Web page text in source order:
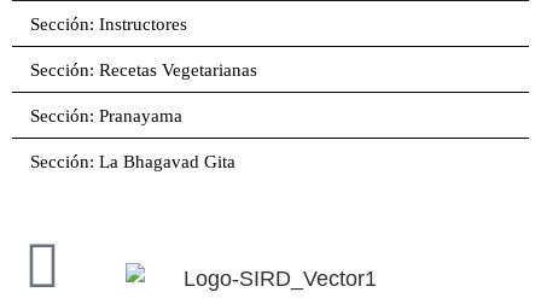
Sección: Instructores
Sección: Recetas Vegetarianas
Sección: Pranayama
Sección: La Bhagavad Gita